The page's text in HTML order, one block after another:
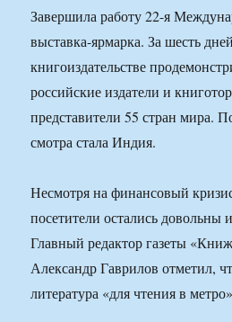
Завершила работу 22-я
выставка-ярмарка. За шесть
книгоиздательстве
российские издатели и
представители 55 стран мира.
смотра стала Индия.
Несмотря на финансовый
посетители остались довольны
Главный редактор газеты
Александр Гаврилов отметил,
литература «для чтения в